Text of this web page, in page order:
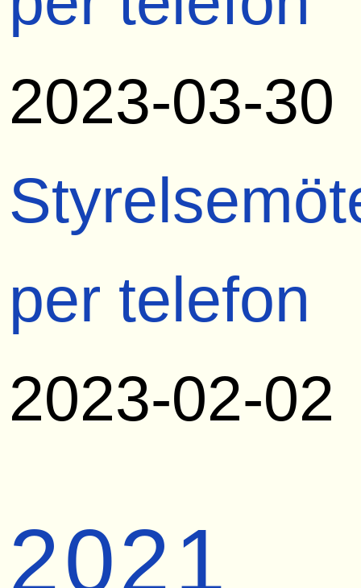
2023-03-30
per telefon
2023-02-02
2021